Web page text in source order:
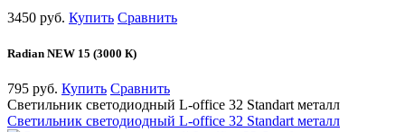
3450 руб. Купить Сравнить
Radian NEW 15 (3000 К)
795 руб. Купить Сравнить
Светильник светодиодный L-office 32 Standart металл
Светильник светодиодный L-office 32 Standart металл